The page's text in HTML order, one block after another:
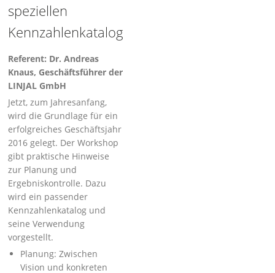
speziellen
Kennzahlenkatalog
Referent: Dr. Andreas
Knaus, Geschäftsführer der
LINJAL GmbH
Jetzt, zum Jahresanfang,
wird die Grundlage für ein
erfolgreiches Geschäftsjahr
2016 gelegt. Der Workshop
gibt praktische Hinweise
zur Planung und
Ergebniskontrolle. Dazu
wird ein passender
Kennzahlenkatalog und
seine Verwendung
vorgestellt.
Planung: Zwischen
Vision und konkreten